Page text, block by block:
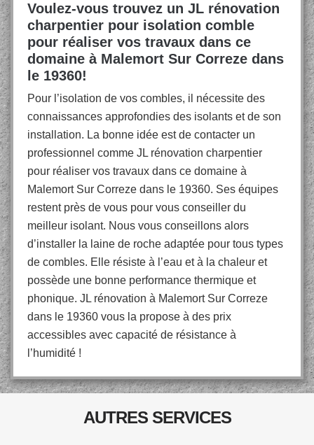
Voulez-vous trouvez un JL rénovation
charpentier pour isolation comble
pour réaliser vos travaux dans ce
domaine à Malemort Sur Correze dans
le 19360!
Pour l’isolation de vos combles, il nécessite des
connaissances approfondies des isolants et de son
installation. La bonne idée est de contacter un
professionnel comme JL rénovation charpentier
pour réaliser vos travaux dans ce domaine à
Malemort Sur Correze dans le 19360. Ses équipes
restent près de vous pour vous conseiller du
meilleur isolant. Nous vous conseillons alors
d’installer la laine de roche adaptée pour tous types
de combles. Elle résiste à l’eau et à la chaleur et
possède une bonne performance thermique et
phonique. JL rénovation à Malemort Sur Correze
dans le 19360 vous la propose à des prix
accessibles avec capacité de résistance à
l’humidité !
AUTRES SERVICES